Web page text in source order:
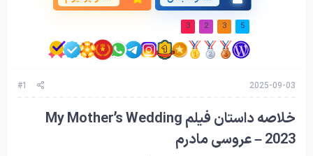
5
3
2
3
2025-09-03
#1
خلاصه داستان فیلم My Mother’s Wedding
2023 – عروسی مادرم